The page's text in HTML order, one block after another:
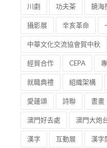
川劇 功夫茶 鏡海
攝影展 辛亥革命
中華文化交流協會賀中秋
經貿合作 CEPA
就職典禮 組織架構
愛蓮頌 詩聯 書畫
澳門好去處 澳門大炮
漢字 互動展 漢字